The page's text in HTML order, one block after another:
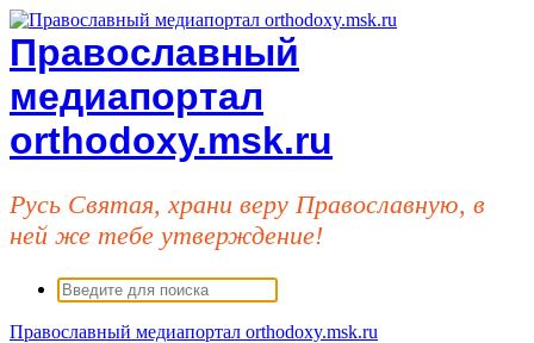
Перейти
к
содержимому
Православный
медиапортал
orthodoxy.msk.ru
Русь Святая, храни веру Православную, в
ней же тебе утверждение!
Поиск:
Православный медиапортал orthodoxy.msk.ru